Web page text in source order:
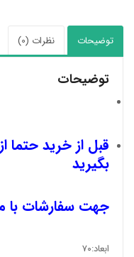
توضیحات نظرات (0)
توضیحات
قبل از خرید حتما
بگیرید
جهت سفارشات با
ابعاد:۷۰